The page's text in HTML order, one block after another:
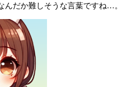
んだか難しそうな言葉ですね…。